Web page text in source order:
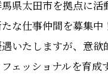
県太田市を拠点に活
な仕事仲間を募集中
いたしますが、意欲
ェッショナルを育成